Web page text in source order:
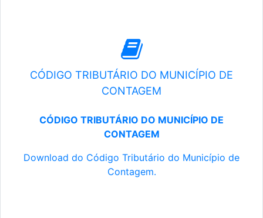
CÓDIGO TRIBUTÁRIO DO MUNICÍPIO DE
CONTAGEM
CÓDIGO TRIBUTÁRIO DO MUNICÍPIO DE
CONTAGEM
Download do Código Tributário do Município de
Contagem.